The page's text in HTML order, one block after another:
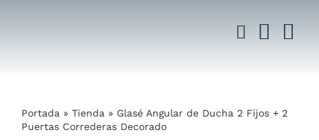
Portada » Tienda » Glasé Angular de Ducha 2 Fijos + 2
Puertas Correderas Decorado